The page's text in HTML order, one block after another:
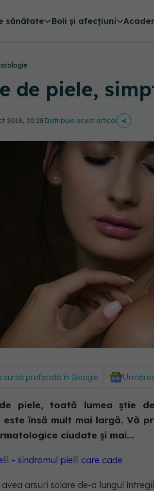
sănătate Boli și afecțiuni
de piele,
2018, 20:28Distribuie acest articol
sursă preferată în Google
piele, toată lumea știe
este însă mult mai largă. Vă
ciudate și mai...
– sindromul pielii care cade
avea arsuri solare de-a lungul